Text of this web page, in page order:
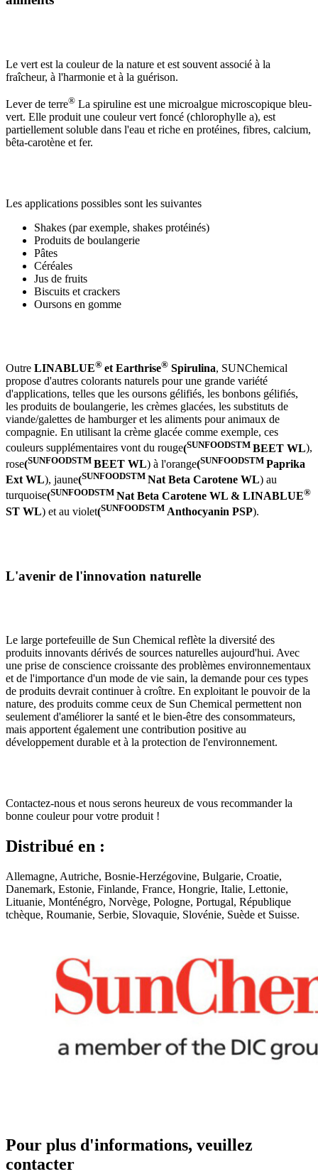
Le vert est la couleur de la nature et est souvent associé à la
fraîcheur, à l'harmonie et à la guérison.
Lever de terre® La spiruline est une microalgue microscopique bleu-
vert. Elle produit une couleur vert foncé (chlorophylle a), est
partiellement soluble dans l'eau et riche en protéines, fibres, calcium,
bêta-carotène et fer.
Les applications possibles sont les suivantes
Shakes (par exemple, shakes protéinés)
Produits de boulangerie
Pâtes
Céréales
Jus de fruits
Biscuits et crackers
Oursons en gomme
Outre LINABLUE® et Earthrise® Spirulina, SUNChemical
propose d'autres colorants naturels pour une grande variété
d'applications, telles que les oursons gélifiés, les bonbons gélifiés,
les produits de boulangerie, les crèmes glacées, les substituts de
viande/galettes de hamburger et les aliments pour animaux de
compagnie. En utilisant la crème glacée comme exemple, ces
couleurs supplémentaires vont du rouge(SUNFOODSTM BEET WL),
rose(SUNFOODSTM BEET WL) à l'orange(SUNFOODSTM Paprika
Ext WL), jaune(SUNFOODSTM Nat Beta Carotene WL) au
turquoise(SUNFOODSTM Nat Beta Carotene WL & LINABLUE®
ST WL) et au violet(SUNFOODSTM Anthocyanin PSP).
L'avenir de l'innovation naturelle
Le large portefeuille de Sun Chemical reflète la diversité des
produits innovants dérivés de sources naturelles aujourd'hui. Avec
une prise de conscience croissante des problèmes environnementaux
et de l'importance d'un mode de vie sain, la demande pour ces types
de produits devrait continuer à croître. En exploitant le pouvoir de la
nature, des produits comme ceux de Sun Chemical permettent non
seulement d'améliorer la santé et le bien-être des consommateurs,
mais apportent également une contribution positive au
développement durable et à la protection de l'environnement.
Contactez-nous et nous serons heureux de vous recommander la
bonne couleur pour votre produit !
Distribué en :
Allemagne, Autriche, Bosnie-Herzégovine, Bulgarie, Croatie,
Danemark, Estonie, Finlande, France, Hongrie, Italie, Lettonie,
Lituanie, Monténégro, Norvège, Pologne, Portugal, République
tchèque, Roumanie, Serbie, Slovaquie, Slovénie, Suède et Suisse.
Pour plus d'informations, veuillez
contacter